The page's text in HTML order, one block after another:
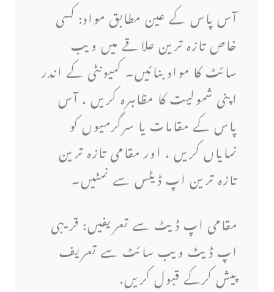
آس پاس کے عین مطابق مواد: کسی
خاص تازہ ترین علاقے میں ویب
سائٹ کا مواد بنائیں۔ کمیونٹی کے اندر
اپنی شمولیت کا مظاہرہ کریں ، آس
پاس کے مقامات یا سرگرمیوں کو
نمایاں کریں ، اور مقامی تازہ ترین
تازہ ترین اپ ڈیٹس سے نمٹیں۔
مقامی اپ ڈیٹ سے تعریفیں: قریبی
اپ ڈیٹ ویب سائٹ سے تعریف
پیش کرکے قبول کریں.